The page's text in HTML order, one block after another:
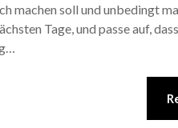
machen soll und unbedingt
Tage, und passe auf,